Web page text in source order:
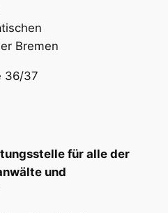
Bremen
36/37
für alle der
und